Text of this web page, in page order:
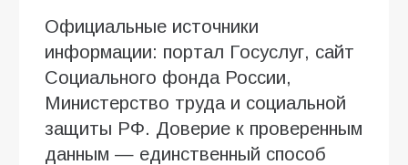
Официальные источники
информации: портал Госуслуг, сайт
Социального фонда России,
Министерство труда и социальной
защиты РФ. Доверие к проверенным
данным — единственный способ